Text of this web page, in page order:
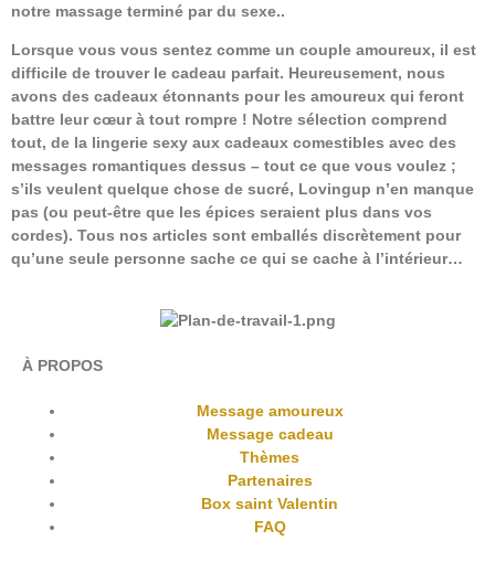
notre massage terminé par du sexe..
Lorsque vous vous sentez comme un couple amoureux, il est
difficile de trouver le cadeau parfait. Heureusement, nous
avons des cadeaux étonnants pour les amoureux qui feront
battre leur cœur à tout rompre ! Notre sélection comprend
tout, de la lingerie sexy aux cadeaux comestibles avec des
messages romantiques dessus – tout ce que vous voulez ;
s’ils veulent quelque chose de sucré, Lovingup n’en manque
pas (ou peut-être que les épices seraient plus dans vos
cordes). Tous nos articles sont emballés discrètement pour
qu’une seule personne sache ce qui se cache à l’intérieur…
À PROPOS
Message amoureux
Message cadeau
Thèmes
Partenaires
Box saint Valentin
FAQ